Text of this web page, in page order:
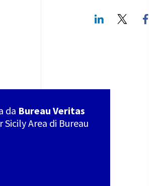
LinkedIn
da Bureau Veritas
Area di Bureau